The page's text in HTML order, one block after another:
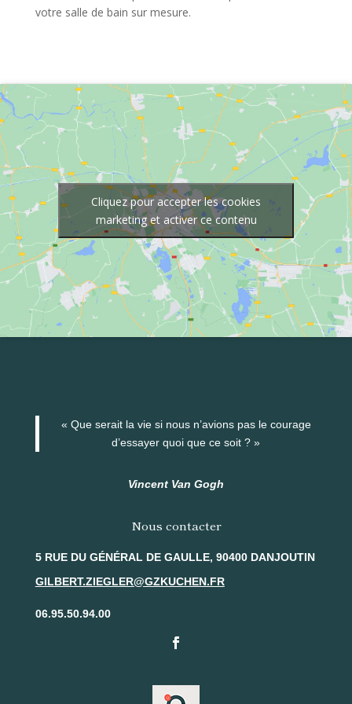
votre salle de bain sur mesure.
Cliquez pour accepter les cookies
marketing et activer ce contenu
« Que serait la vie si nous n’avions pas le courage
d’essayer quoi que ce soit ? »
Vincent Van Gogh
Nous contacter
5 RUE DU GÉNÉRAL DE GAULLE, 90400 DANJOUTIN
GILBERT.ZIEGLER@GZKUCHEN.FR
06.95.50.94.00